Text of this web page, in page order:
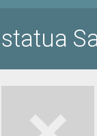
statua